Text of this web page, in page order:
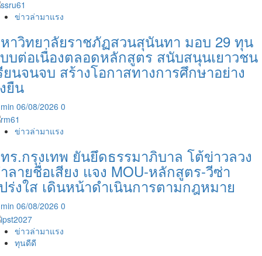
ข่าวล่ามาแรง
าวิทยาลัยราชภัฏสวนสุนันทา มอบ 29 ทุน
บต่อเนื่องตลอดหลักสูตร สนับสนุนเยาวชน
ยนจนจบ สร้างโอกาสทางการศึกษาอย่าง
ยืน
06/08/2026 0
ข่าวล่ามาแรง
ร.กรุงเทพ ยันยึดธรรมาภิบาล โต้ข่าวลวง
ลายชื่อเสียง แจง MOU-หลักสูตร-วีซ่า
ร่งใส เดินหน้าดำเนินการตามกฎหมาย
06/08/2026 0
ข่าวล่ามาแรง
ทุนดีดี